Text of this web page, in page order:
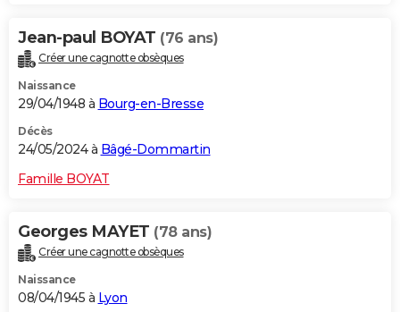
Jean-paul BOYAT (76 ans)
Créer une cagnotte obsèques
Naissance
29/04/1948 à Bourg-en-Bresse
Décès
24/05/2024 à Bâgé-Dommartin
Famille BOYAT
Georges MAYET (78 ans)
Créer une cagnotte obsèques
Naissance
08/04/1945 à Lyon